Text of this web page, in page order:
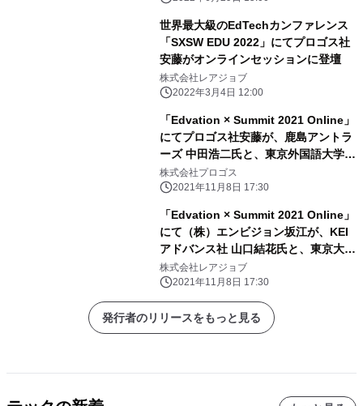
世界最大級のEdTechカンファレンス
「SXSW EDU 2022」にてプロゴス社
安藤がオンラインセッションに登壇
株式会社レアジョブ
2022年3月4日 12:00
「Edvation × Summit 2021 Online」
にてプロゴス社安藤が、鹿島アントラ
ーズ 中田浩二氏と、東京外国語大学
投野由紀夫氏と登壇
株式会社プロゴス
2021年11月8日 17:30
「Edvation × Summit 2021 Online」
にて（株）エンビジョン坂江が、KEI
アドバンス社 山口結花氏と、東京大学
大学院 岡田謙介氏と登壇
株式会社レアジョブ
2021年11月8日 17:30
発行者のリリースをもっと見る